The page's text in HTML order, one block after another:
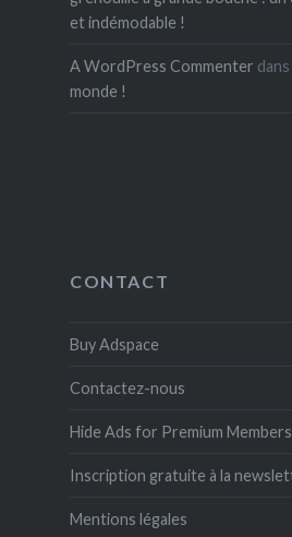
et indémodable !
A WordPress Commenter dans
monde !
CONTACT
Buy Adspace
Contactez-nous
Hide Ads for Premium Members
Inscription gratuite à la
Mentions légales